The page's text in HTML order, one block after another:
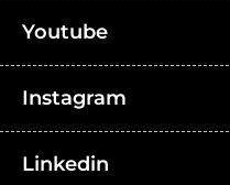
Youtube
Instagram
Linkedin